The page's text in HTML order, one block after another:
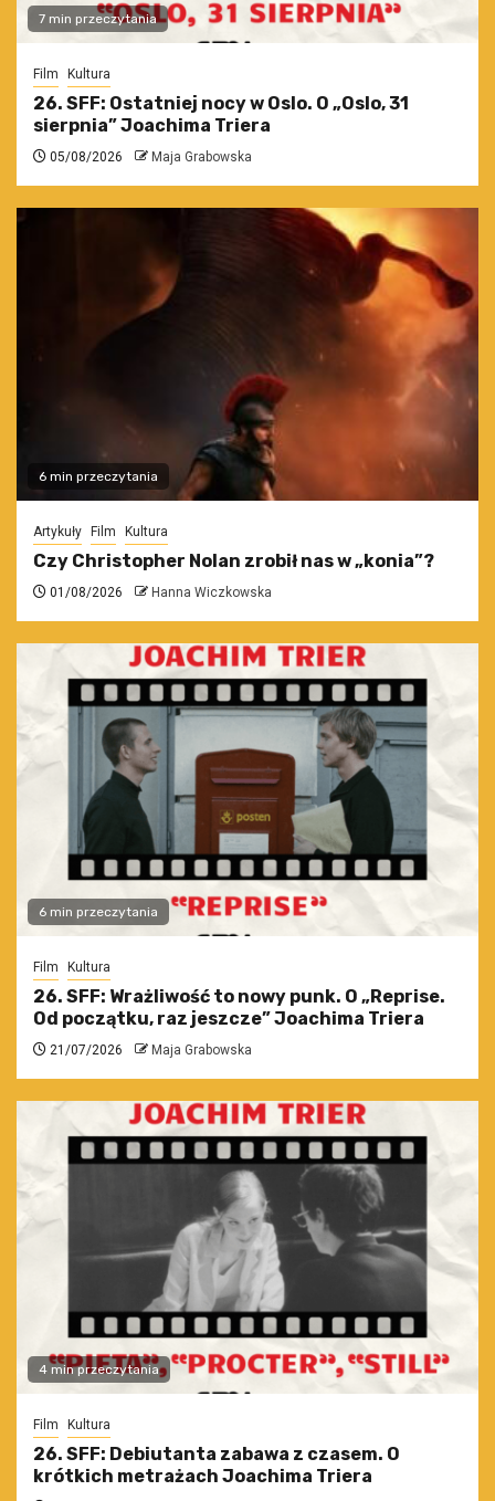
7 min przeczytania
Film Kultura
26. SFF: Ostatniej nocy w Oslo. O „Oslo, 31
sierpnia” Joachima Triera
05/08/2026 Maja Grabowska
6 min przeczytania
Artykuły Film Kultura
Czy Christopher Nolan zrobił nas w „konia”?
01/08/2026 Hanna Wiczkowska
6 min przeczytania
Film Kultura
26. SFF: Wrażliwość to nowy punk. O „Reprise.
Od początku, raz jeszcze” Joachima Triera
21/07/2026 Maja Grabowska
4 min przeczytania
Film Kultura
26. SFF: Debiutanta zabawa z czasem. O
krótkich metrażach Joachima Triera